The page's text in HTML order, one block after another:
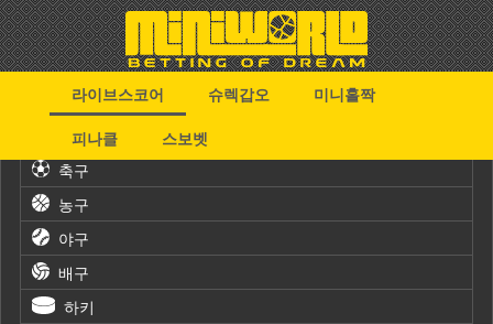
라이브스코어 슈렉갑오
미니홀짝
피나클
스보벳
축구
농구
야구
배구
하키